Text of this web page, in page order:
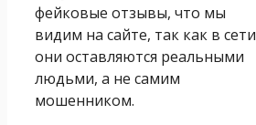
фейковые отзывы, что мы
видим на сайте, так как в сети
они оставляются реальными
людьми, а не самим
мошенником.